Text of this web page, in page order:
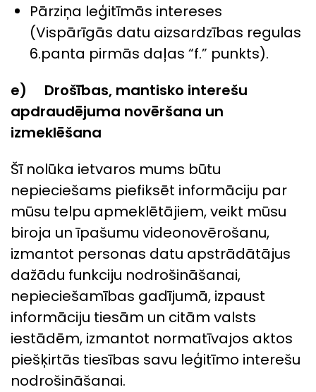
Pārziņa leģitīmās intereses
(Vispārīgās datu aizsardzības regulas
6.panta pirmās daļas “f.” punkts).
e) Drošības, mantisko interešu
apdraudējuma novēršana un
izmeklēšana
Šī nolūka ietvaros mums būtu
nepieciešams piefiksēt informāciju par
mūsu telpu apmeklētājiem, veikt mūsu
biroja un īpašumu videonovērošanu,
izmantot personas datu apstrādātājus
dažādu funkciju nodrošināšanai,
nepieciešamības gadījumā, izpaust
informāciju tiesām un citām valsts
iestādēm, izmantot normatīvajos aktos
piešķirtās tiesības savu leģitīmo interešu
nodrošināšanai.